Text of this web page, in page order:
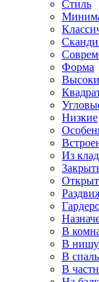
Стиль
Форма
Низкие
Из
В
В нишу
В
В